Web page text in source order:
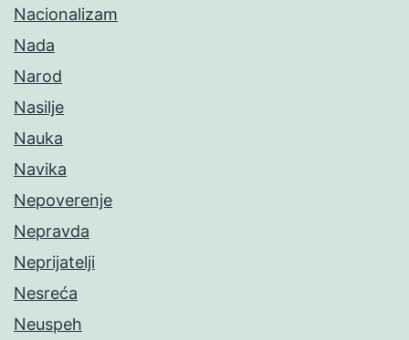
Nacionalizam
Nada
Narod
Nasilje
Nauka
Navika
Nepoverenje
Nepravda
Neprijatelji
Nesreća
Neuspeh